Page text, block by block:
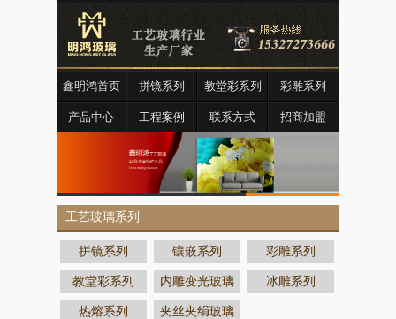
鑫明鸿首页 拼镜系列 教堂彩系列 彩雕系列
产品中心 工程案例 联系方式 招商加盟
工艺玻璃系列
拼镜系列 镶嵌系列 彩雕系列
教堂彩系列 内雕变光玻璃 冰雕系列
热熔系列 夹丝夹绢玻璃